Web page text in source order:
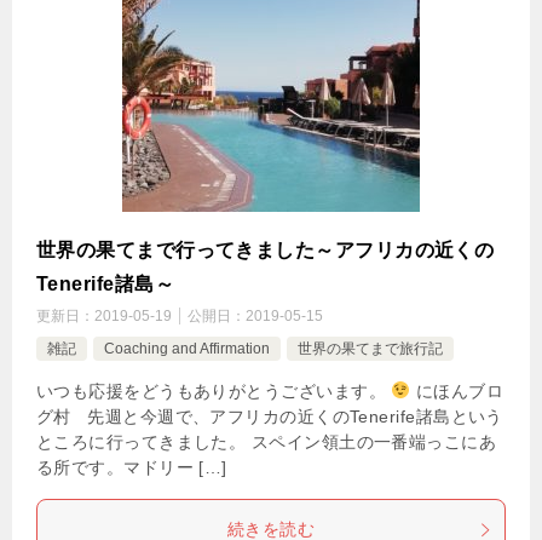
世界の果てまで行ってきました～アフリカの近くの
Tenerife諸島～
更新日： 2019-05-19 公開日： 2019-05-15
雑記
Coaching and Affirmation 世界の果てまで旅行記
いつも応援をどうもありがとうございます。
にほんブロ
グ村 先週と今週で、アフリカの近くのTenerife諸島という
ところに行ってきました。 スペイン領土の一番端っこにあ
る所です。マドリー […]
続きを読む